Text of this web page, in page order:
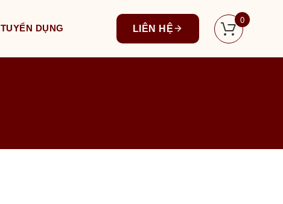
TUYỂN DỤNG LIÊN HỆ
0